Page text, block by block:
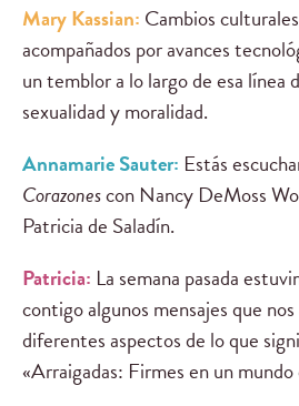
Mary Kassian: Cambios
acompañados por avances
un temblor a lo largo de esa línea
sexualidad y moralidad.
Annamarie Sauter: Estás
Corazonescon Nancy DeMoss
Patricia de Saladín.
Patricia: La semana pasada
contigo algunos mensajes que
diferentes aspectos de lo que
«Arraigadas: Firmes en un